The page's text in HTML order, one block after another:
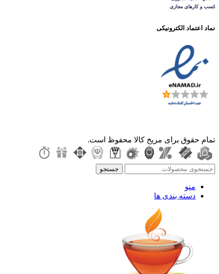
نماد اعتماد الکترونیکی
تمام حقوق برای مریخ کالا محفوظ است.
جستجو
منو
دسته بندی ها